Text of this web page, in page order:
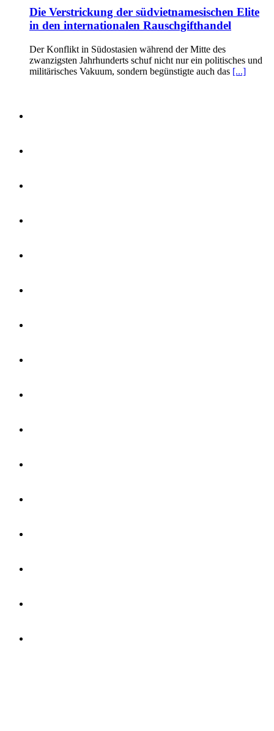
Die Verstrickung der südvietnamesischen Elite
in den internationalen Rauschgifthandel
Der Konflikt in Südostasien während der Mitte des
zwanzigsten Jahrhunderts schuf nicht nur ein politisches und
militärisches Vakuum, sondern begünstigte auch das [...]